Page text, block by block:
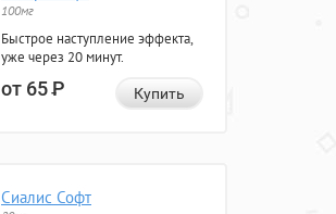
100мг
Быстрое наступление эффекта,
уже через 20 минут.
от 65Р Купить
Сиалис Софт